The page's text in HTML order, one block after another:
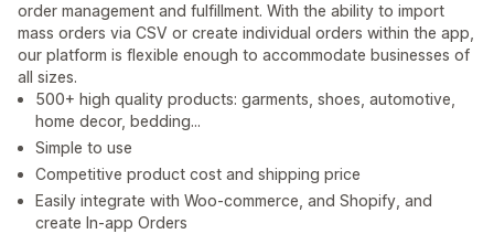
order management and fulfillment. With the ability to import
mass orders via CSV or create individual orders within the app,
our platform is flexible enough to accommodate businesses of
all sizes.
500+ high quality products: garments, shoes, automotive,
home decor, bedding...
Simple to use
Competitive product cost and shipping price
Easily integrate with Woo-commerce, and Shopify, and
create In-app Orders